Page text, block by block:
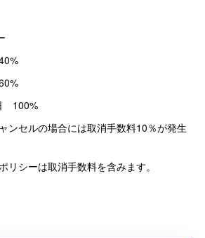
100%
ンセルの場合には取消手数料10％が発生
リシーは取消手数料を含みます。